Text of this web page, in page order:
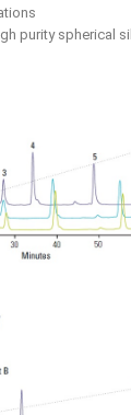
purity spherical